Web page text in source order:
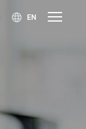
EN